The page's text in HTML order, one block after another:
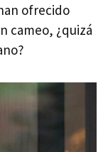
ofrecido
cameo, ¿quizá